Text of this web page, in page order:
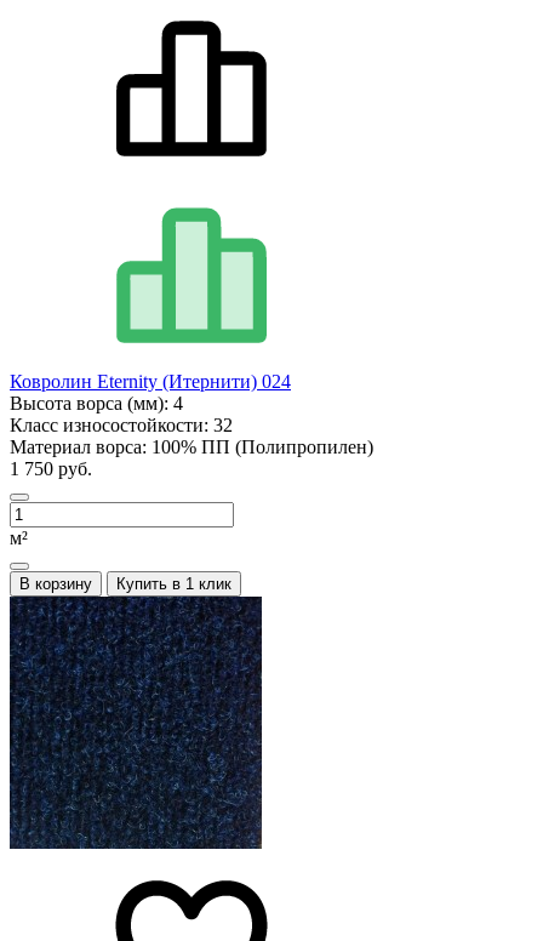
Ковролин Eternity (Итернити) 024
Высота ворса (мм): 4
Класс износостойкости: 32
Материал ворса: 100% ПП (Полипропилен)
1 750 руб.
м²
В корзину Купить в 1 клик